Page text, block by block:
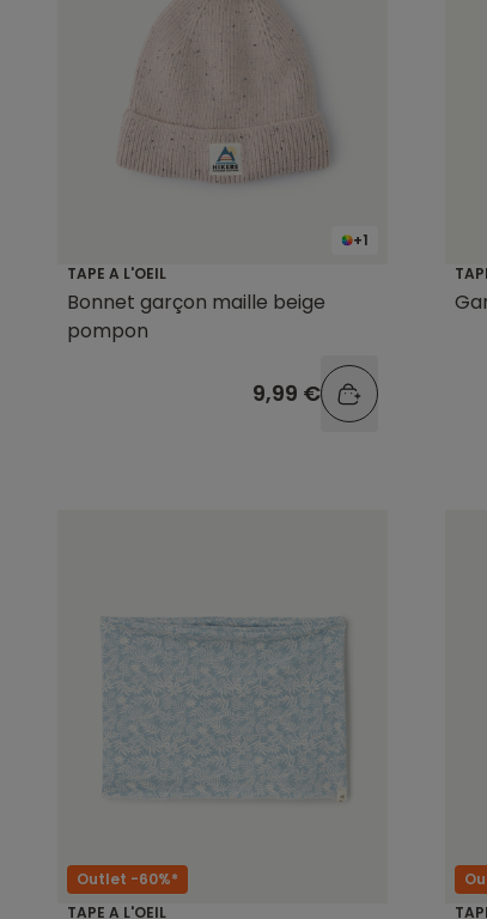
+1
TAPE A L'OEIL
Bonnet garçon maille beige
pompon
9,99 €
Outlet -60%*
TAPE A L'OEIL